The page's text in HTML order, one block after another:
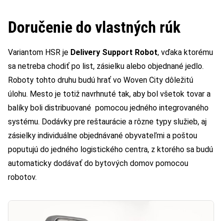
Doručenie do vlastných rúk
Variantom HSR je Delivery Support Robot, vďaka ktorému
sa netreba chodiť po list, zásielku alebo objednané jedlo.
Roboty tohto druhu budú hrať vo Woven City dôležitú
úlohu. Mesto je totiž navrhnuté tak, aby bol všetok tovar a
balíky boli distribuované pomocou jedného integrovaného
systému. Dodávky pre reštaurácie a rôzne typy služieb, aj
zásielky individuálne objednávané obyvateľmi a poštou
poputujú do jedného logistického centra, z ktorého sa budú
automaticky dodávať do bytových domov pomocou
robotov.